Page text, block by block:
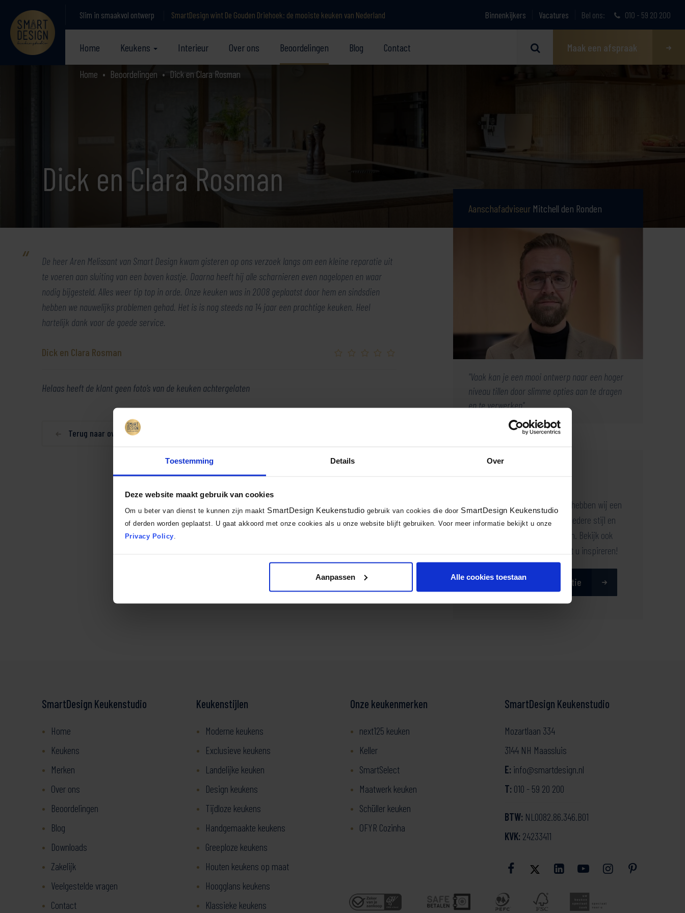
Toestemming Details Over
Deze website maakt gebruik van cookies
Om u beter van dienst te kunnen zijn maakt SmartDesign Keukenstudio gebruik van cookies die door SmartDesign Keukenstudio
of derden worden geplaatst. U gaat akkoord met onze cookies als u onze website blijft gebruiken. Voor meer informatie bekijkt u onze
Privacy Policy
Aanpassen Alle cookies toestaan
Slim in smaakvol ontwerp SmartDesign wint De Gouden Driehoek: de mooiste keuken van Nederland Bel ons: 010 - 59 20 200
Binnenkijkers Vacatures
Home Keukens Interieur Over ons Beoordelingen Blog Contact Maak een afspraak
Home Beoordelingen Dick en Clara Rosman
Dick en Clara Rosman
De heer Aren Melissant van Smart Design kwam gisteren op ons verzoek langs om een kleine reparatie uit
te voeren aan sluiting van een boven kastje. Daarna heeft hij alle scharnieren even nagelopen en waar
nodig bijgesteld. Alles weer tip top in orde. Onze keuken was in 2008 geplaatst door hem en sindsdien
hebben we nauwelijks problemen gehad. Het is is nog steeds na 14 jaar een prachtige keuken. Heel
hartelijk dank voor de goede service.
Dick en Clara Rosman
Helaas heeft de klant geen foto’s van de keuken achtergelaten
Terug naar overzicht
Aanschafadviseur Mitchell den Ronden
Vaak kan je een mooi ontwerp naar een hoger
niveau tillen door slimme opties aan te dragen
en te verwerken
Bij SmartDesign Keukenstudio hebben wij een
breed aanbod aan keukens. In iedere stijl en
een ruime keuze tussen merken. Bekijk ook
onze showroomkeukens en laat u inspireren!
Bekijk onze keukencollectie
SmartDesign Keukenstudio
Home
Keukens
Merken
Over ons
Beoordelingen
Blog
Downloads
Zakelijk
Veelgestelde vragen
Contact
Keukenstijlen
Moderne keukens
Exclusieve keukens
Landelijke keuken
Design keukens
Tijdloze keukens
Handgemaakte keukens
Greeploze keukens
Houten keukens op maat
Hoogglans keukens
Klassieke keukens
Onze keukenmerken
next125 keuken
Keller
SmartSelect
Maatwerk keuken
Schüller keuken
OFYR Cozinha
SmartDesign Keukenstudio
Mozartlaan 334
3144 NH Maassluis
E: info@smartdesign.nl
T: 010 - 59 20 200
BTW: NL0082.86.346.B01
KVK: 24233411